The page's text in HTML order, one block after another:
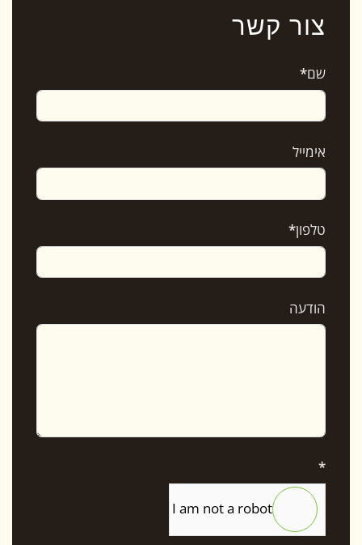
צור קשר
שם*
אימייל
טלפון*
הודעה
*
I am not a robot